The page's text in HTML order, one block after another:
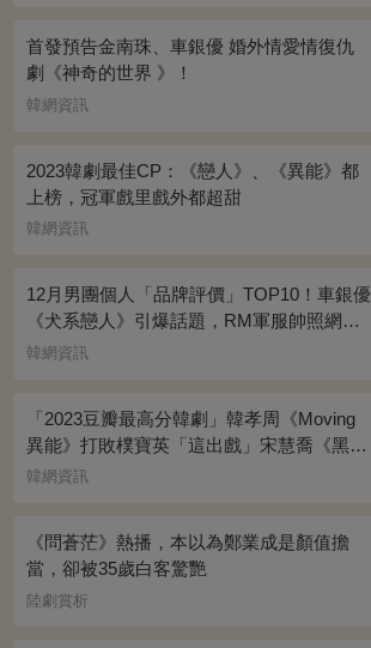
首發預告金南珠、車銀優 婚外情愛情復仇
劇《神奇的世界 》！
韓網資訊
2023韓劇最佳CP：《戀人》、《異能》都
上榜，冠軍戲里戲外都超甜
韓網資訊
12月男團個人「品牌評價」TOP10！車銀優
《犬系戀人》引爆話題，RM軍服帥照網瘋
傳
韓網資訊
「2023豆瓣最高分韓劇」韓孝周《Moving
異能》打敗樸寶英「這出戲」宋慧喬《黑暗
榮耀》奪冠
韓網資訊
《問蒼茫》熱播，本以為鄭業成是顏值擔
當，卻被35歲白客驚艷
陸劇賞析